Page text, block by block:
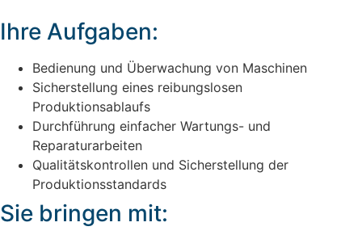
Ihre Aufgaben:
Bedienung und Überwachung von Maschinen
Sicherstellung eines reibungslosen
Produktionsablaufs
Durchführung einfacher Wartungs- und
Reparaturarbeiten
Qualitätskontrollen und Sicherstellung der
Produktionsstandards
Sie bringen mit: